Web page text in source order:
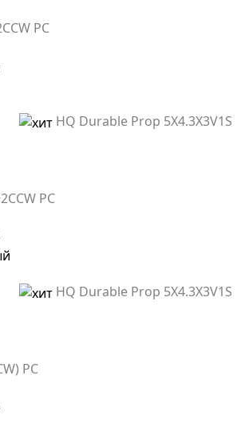
PC
HQ Durable Prop 5X4.3X3V1S
PC
HQ Durable Prop 5X4.3X3V1S
PC